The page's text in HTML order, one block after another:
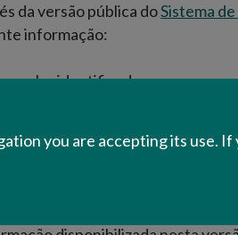
you are accepting its use. If
da versão pública doSistema
informação:
identificadas;
condicionantes aplicáveis
informação referente à